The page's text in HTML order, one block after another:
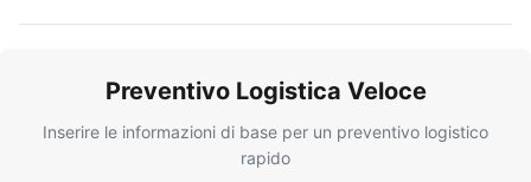
Preventivo Logistica Veloce
Inserire le informazioni di base per un preventivo logistico
rapido